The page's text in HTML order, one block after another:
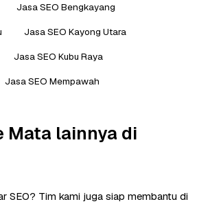
Jasa SEO Bengkayang
Jasa SEO Kayong Utara
Jasa SEO Kubu Raya
Jasa SEO Mempawah
Mata lainnya di
SEO? Tim kami juga siap membantu di